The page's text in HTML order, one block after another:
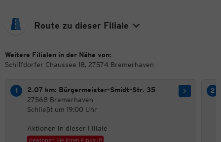
Route zu dieser Filiale
Weitere Filialen in der Nähe von:
Schiffdorfer Chaussee 18, 27574 Bremerhaven
2.07 km: Bürgermeister-Smidt-Str. 35
27568 Bremerhaven
Schließt um 19:00 Uhr
Aktionen in dieser Filiale
Gewinnen Sie Ihren Einkauf!